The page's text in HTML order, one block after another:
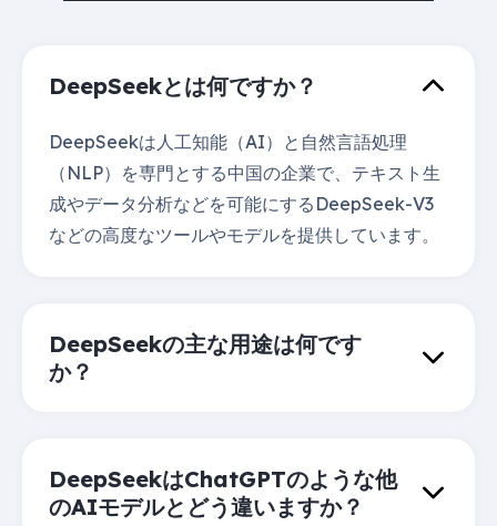
DeepSeekとは何ですか？
DeepSeekは人工知能（AI）と自然言語処理
（NLP）を専門とする中国の企業で、テキスト生
成やデータ分析などを可能にするDeepSeek-V3
などの高度なツールやモデルを提供しています。
DeepSeekの主な用途は何です
か？
DeepSeekはChatGPTのような他
のAIモデルとどう違いますか？